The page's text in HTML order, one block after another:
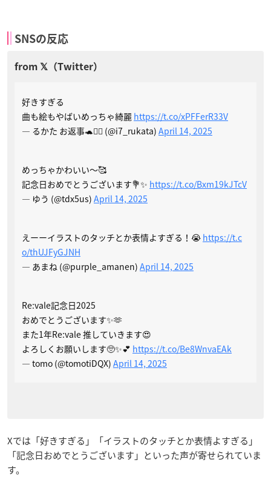
SNSの反応
好きすぎる
曲も絵もやばいめっちゃ綺麗 https://t.co/xPFFerR33V
— るかた お返事🐢🙇‍♀️ (@i7_rukata) April 14, 2025
めっちゃかわいい〜🥰
記念日おめでとうございます💐✨ https://t.co/Bxm19kJTcV
— ゆう (@tdx5us) April 14, 2025
えーーイラストのタッチとか表情よすぎる！😭 https://t.c
o/thUJFyGJNH
— あまね (@purple_amanen) April 14, 2025
Re:vale記念日2025
おめでとうございます✨🫶
また1年Re:vale 推していきます😍
よろしくお願いします🥺✨💕 https://t.co/Be8WnvaEAk
— tomo (@tomotiDQX) April 14, 2025
Xでは「好きすぎる」「イラストのタッチとか表情よすぎる」
「記念日おめでとうございます」といった声が寄せられていま
す。